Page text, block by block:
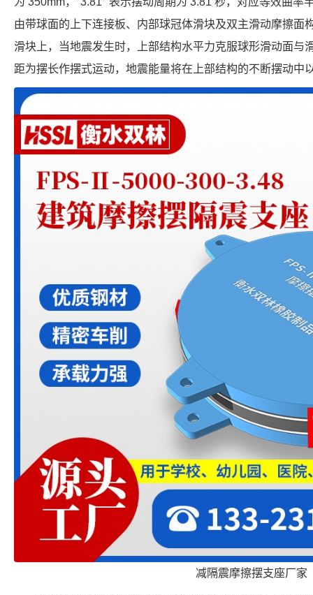
由带球面的上下连接板、内部球冠体滑块及双主滑动摩擦面
滑块上，当地震发生时，上部结构水平力克服球形滑动面与
距为摆长作摆式运动，地震能量将在上部结构的不断摆动中
减隔震摩擦摆支座厂家